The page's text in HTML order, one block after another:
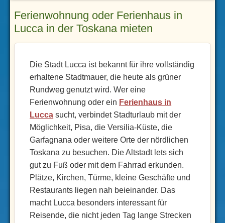
Ferienwohnung oder Ferienhaus in
Lucca in der Toskana mieten
Die Stadt Lucca ist bekannt für ihre vollständig
erhaltene Stadtmauer, die heute als grüner
Rundweg genutzt wird. Wer eine
Ferienwohnung oder ein Ferienhaus in
Lucca sucht, verbindet Stadturlaub mit der
Möglichkeit, Pisa, die Versilia-Küste, die
Garfagnana oder weitere Orte der nördlichen
Toskana zu besuchen. Die Altstadt lets sich
gut zu Fuß oder mit dem Fahrrad erkunden.
Plätze, Kirchen, Türme, kleine Geschäfte und
Restaurants liegen nah beieinander. Das
macht Lucca besonders interessant für
Reisende, die nicht jeden Tag lange Strecken